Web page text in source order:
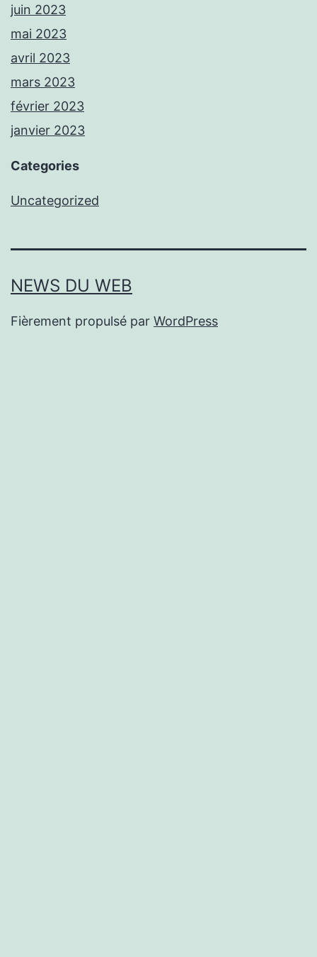
juin 2023
mai 2023
avril 2023
mars 2023
février 2023
janvier 2023
Categories
Uncategorized
NEWS DU WEB
Fièrement propulsé par WordPress